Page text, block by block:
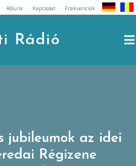
Rólunk Kapcsolat Frekvenciák
Rádió
jubileumok az idei
Régizene